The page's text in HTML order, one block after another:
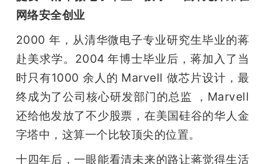
网络安全创业
2000 年，从清华微电子专业研究生毕业的蒋
赴美求学。2004 年博士毕业后，蒋加入了当
时只有1000 余人的 Marvell 做芯片设计，最
终成为了公司核心研发部门的总监 ，Marvell
还给他发放了不少股票，在美国硅谷的华人金
字塔中，这算一个比较顶尖的位置。
十四年后，一眼能看清未来的路让蒋觉得生活